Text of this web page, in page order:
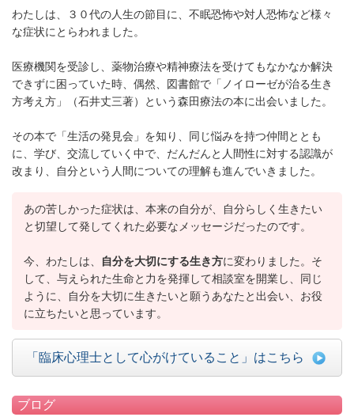
わたしは、３０代の人生の節目に、不眠恐怖や対人恐怖など様々
な症状にとらわれました。
医療機関を受診し、薬物治療や精神療法を受けてもなかなか解決
できずに困っていた時、偶然、図書館で「ノイローゼが治る生き
方考え方」（石井丈三著）という森田療法の本に出会いました。
その本で「生活の発見会」を知り、同じ悩みを持つ仲間ととも
に、学び、交流していく中で、だんだんと人間性に対する認識が
改まり、自分という人間についての理解も進んでいきました。
あの苦しかった症状は、本来の自分が、自分らしく生きたい
と切望して発してくれた必要なメッセージだったのです。
今、わたしは、 自分を大切にする生き方に変わりました。そ
して、与えられた生命と力を発揮して相談室を開業し、同じ
ように、自分を大切に生きたいと願うあなたと出会い、お役
に立ちたいと思っています。
「臨床心理士として心がけていること」はこちら
ブログ